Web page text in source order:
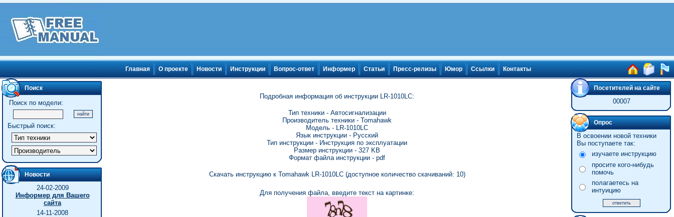
Главная О проекте Новости Инструкции Вопрос-ответ Информер Статьи Пресс-релизы Юмор Ссылки Контакты
Поиск
Поиск по модели:
Быстрый поиск:
Новости
24-02-2009
Информер для Вашего
сайта
14-11-2008
Подробная информация об инструкции LR-1010LC:
Тип техники - Автосигнализации
Производитель техники - Tomahawk
Модель - LR-1010LC
Язык инструкции - Русский
Тип инструкции - Инструкция по эксплуатации
Размер инструкции - 327 KB
Формат файла инструкции - pdf
Скачать инструкцию к Tomahawk LR-1010LC (доступное количество скачиваний: 10)
Для получения файла, введите текст на картинке:
Посетителей на сайте
00007
Опрос
В освоении новой техники
Вы поступаете так:
изучаете инструкцию
просите кого-нибудь
помочь
полагаетесь на
интуицию